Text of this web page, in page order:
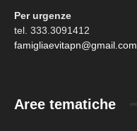
Per urgenze
tel. 333.3091412
famigliaevitapn@gmail.com
Aree tematiche